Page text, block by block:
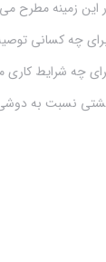
این زمینه مطرح
چه کسانی
چه شرایط
پشتی نسبت به